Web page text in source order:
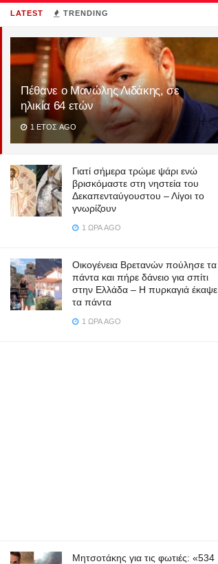
LATEST TRENDING
Πέθανε ο Μανώλης Λιδάκης, σε
ηλικία 64 ετών
1 ΈΤΟΣ AGO
Γιατί σήμερα τρώμε ψάρι ενώ
βρισκόμαστε στη νηστεία του
Δεκαπενταύγουστου – Λίγοι το
γνωρίζουν
1 ΏΡΑ AGO
Οικογένεια Βρετανών πούλησε τα
πάντα και πήρε δάνειο για σπίτι
στην Ελλάδα – Η πυρκαγιά έκαψε
τα πάντα
1 ΏΡΑ AGO
Μητσοτάκης για τις φωτιές: «534